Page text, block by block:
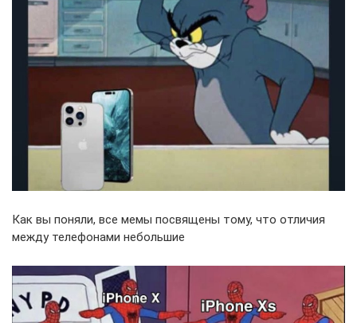
Как вы поняли, все мемы посвящены тому, что отличия
между телефонами небольшие